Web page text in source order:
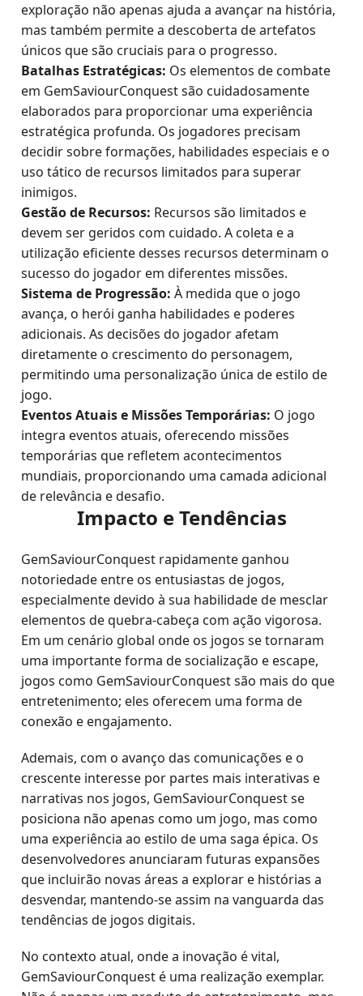
exploração não apenas ajuda a avançar na história,
mas também permite a descoberta de artefatos
únicos que são cruciais para o progresso.
Batalhas Estratégicas: Os elementos de combate
em GemSaviourConquest são cuidadosamente
elaborados para proporcionar uma experiência
estratégica profunda. Os jogadores precisam
decidir sobre formações, habilidades especiais e o
uso tático de recursos limitados para superar
inimigos.
Gestão de Recursos: Recursos são limitados e
devem ser geridos com cuidado. A coleta e a
utilização eficiente desses recursos determinam o
sucesso do jogador em diferentes missões.
Sistema de Progressão: À medida que o jogo
avança, o herói ganha habilidades e poderes
adicionais. As decisões do jogador afetam
diretamente o crescimento do personagem,
permitindo uma personalização única de estilo de
jogo.
Eventos Atuais e Missões Temporárias: O jogo
integra eventos atuais, oferecendo missões
temporárias que refletem acontecimentos
mundiais, proporcionando uma camada adicional
de relevância e desafio.
Impacto e Tendências
GemSaviourConquest rapidamente ganhou
notoriedade entre os entusiastas de jogos,
especialmente devido à sua habilidade de mesclar
elementos de quebra-cabeça com ação vigorosa.
Em um cenário global onde os jogos se tornaram
uma importante forma de socialização e escape,
jogos como GemSaviourConquest são mais do que
entretenimento; eles oferecem uma forma de
conexão e engajamento.
Ademais, com o avanço das comunicações e o
crescente interesse por partes mais interativas e
narrativas nos jogos, GemSaviourConquest se
posiciona não apenas como um jogo, mas como
uma experiência ao estilo de uma saga épica. Os
desenvolvedores anunciaram futuras expansões
que incluirão novas áreas a explorar e histórias a
desvendar, mantendo-se assim na vanguarda das
tendências de jogos digitais.
No contexto atual, onde a inovação é vital,
GemSaviourConquest é uma realização exemplar.